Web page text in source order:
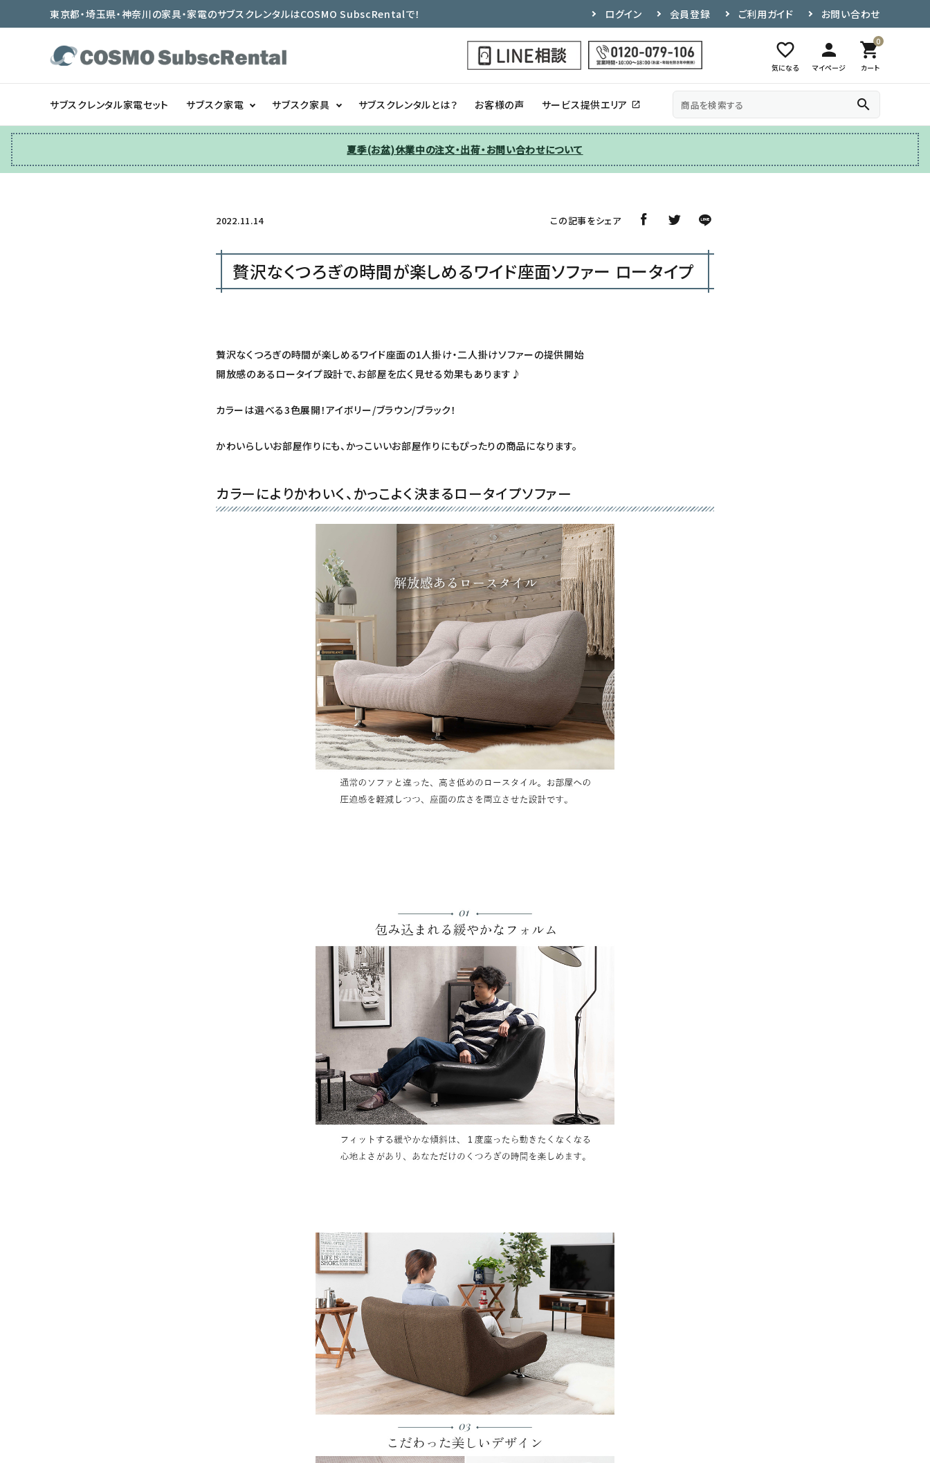
東京都・埼玉県・神奈川の家具・家電のサブスクレンタルはCOSMO SubscRentalで！ ログイン 会員登録 ご利用ガイド お問い合わせ
favorite_border
気になる
person
マイページ
0
shopping_cart
カート
サブスクレンタル家電セット サブスク家電
冷蔵庫 洗濯機 季節家電 その他
サブスク家具
テーブル/デスク チェア ソファー テレビ台
サブスクレンタルとは？ お客様の声 サービス提供エリア open_in_new search
夏季(お盆)休業中の注文・出荷・お問い合わせについて
2022.11.14 この記事をシェア
贅沢なくつろぎの時間が楽しめるワイド座面ソファー ロータイプ
贅沢なくつろぎの時間が楽しめるワイド座面の1人掛け・二人掛けソファーの提供開始
開放感のあるロータイプ設計で、お部屋を広く見せる効果もあります♪
カラーは選べる3色展開！アイボリー/ブラウン/ブラック！
かわいらしいお部屋作りにも、かっこいいお部屋作りにもぴったりの商品になります。
カラーによりかわいく、かっこよく決まるロータイプソファー